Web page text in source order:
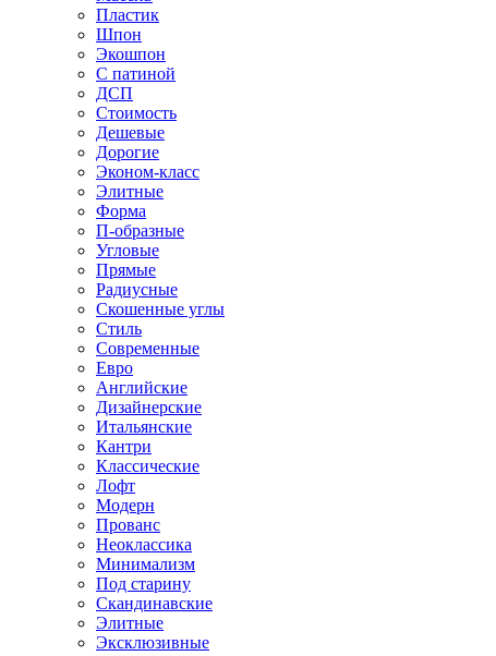
Пластик
Шпон
Экошпон
С патиной
ДСП
Стоимость
Дешевые
Дорогие
Эконом-класс
Элитные
Форма
П-образные
Угловые
Прямые
Радиусные
Скошенные углы
Стиль
Современные
Евро
Английские
Дизайнерские
Итальянские
Кантри
Классические
Лофт
Модерн
Прованс
Неоклассика
Минимализм
Под старину
Скандинавские
Элитные
Эксклюзивные